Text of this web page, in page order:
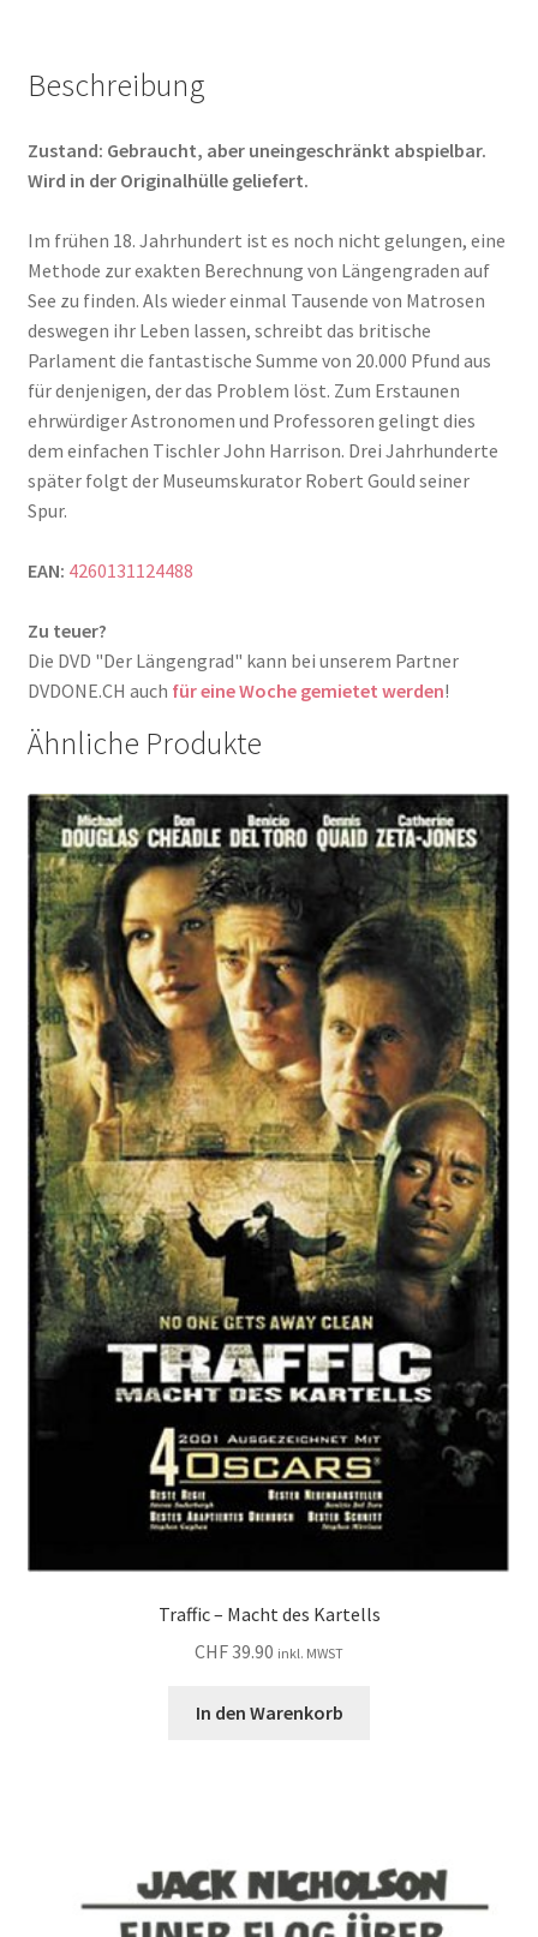
Beschreibung
Zustand: Gebraucht, aber uneingeschränkt abspielbar.
Wird in der Originalhülle geliefert.
Im frühen 18. Jahrhundert ist es noch nicht gelungen, eine
Methode zur exakten Berechnung von Längengraden auf
See zu finden. Als wieder einmal Tausende von Matrosen
deswegen ihr Leben lassen, schreibt das britische
Parlament die fantastische Summe von 20.000 Pfund aus
für denjenigen, der das Problem löst. Zum Erstaunen
ehrwürdiger Astronomen und Professoren gelingt dies
dem einfachen Tischler John Harrison. Drei Jahrhunderte
später folgt der Museumskurator Robert Gould seiner
Spur.
EAN: 4260131124488
Zu teuer?
Die DVD "Der Längengrad" kann bei unserem Partner
DVDONE.CH auch für eine Woche gemietet werden!
Ähnliche Produkte
Traffic – Macht des Kartells
CHF39.90 inkl. MWST
In den Warenkorb